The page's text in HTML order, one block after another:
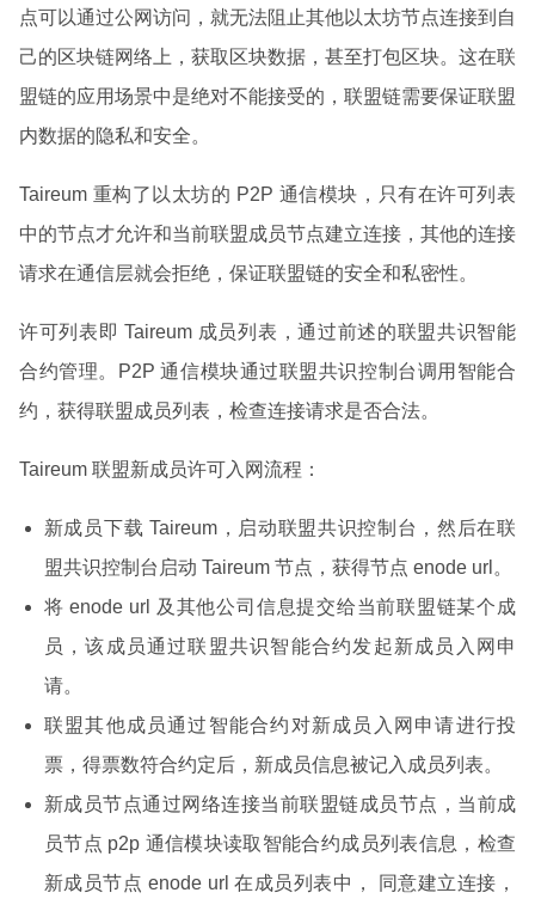
点可以通过公网访问，就无法阻止其他以太坊节点连接到自
己的区块链网络上，获取区块数据，甚至打包区块。这在联
盟链的应用场景中是绝对不能接受的，联盟链需要保证联盟
内数据的隐私和安全。
Taireum 重构了以太坊的 P2P 通信模块，只有在许可列表
中的节点才允许和当前联盟成员节点建立连接，其他的连接
请求在通信层就会拒绝，保证联盟链的安全和私密性。
许可列表即 Taireum 成员列表，通过前述的联盟共识智能
合约管理。P2P 通信模块通过联盟共识控制台调用智能合
约，获得联盟成员列表，检查连接请求是否合法。
Taireum 联盟新成员许可入网流程：
新成员下载 Taireum，启动联盟共识控制台，然后在联
盟共识控制台启动 Taireum 节点，获得节点 enode url。
将 enode url 及其他公司信息提交给当前联盟链某个成
员，该成员通过联盟共识智能合约发起新成员入网申
请。
联盟其他成员通过智能合约对新成员入网申请进行投
票，得票数符合约定后，新成员信息被记入成员列表。
新成员节点通过网络连接当前联盟链成员节点，当前成
员节点 p2p 通信模块读取智能合约成员列表信息，检查
新成员节点 enode url 在成员列表中， 同意建立连接，